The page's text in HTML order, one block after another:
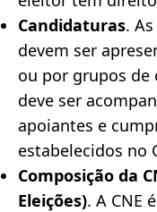
Candidaturas.
devem ser
ou por grupos de
deve ser
apoiantes e
estabelecidos no
Composição da
Eleições). A CNE